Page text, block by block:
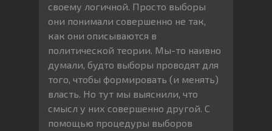
своему логичной. Просто выборы
они понимали совершенно не так,
как они описываются в
политической теории. Мы-то наивно
думали, будто выборы проводят для
того, чтобы формировать (и менять)
власть. Но тут мы выяснили, что
смысл у них совершенно другой. С
помощью процедуры выборов